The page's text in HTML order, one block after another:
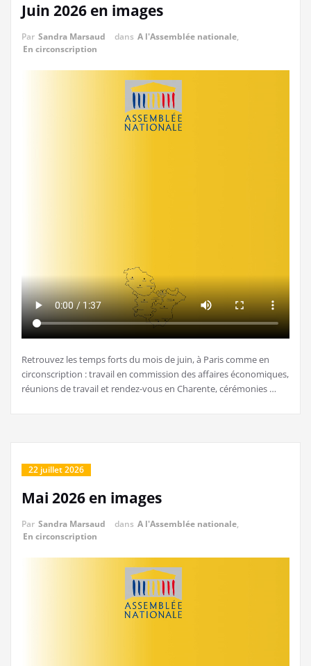
Juin 2026 en images
Par Sandra Marsaud dans A l'Assemblée nationale,
En circonscription
Retrouvez les temps forts du mois de juin, à Paris comme en
circonscription : travail en commission des affaires économiques,
réunions de travail et rendez-vous en Charente, cérémonies …
22 juillet 2026
Mai 2026 en images
Par Sandra Marsaud dans A l'Assemblée nationale,
En circonscription